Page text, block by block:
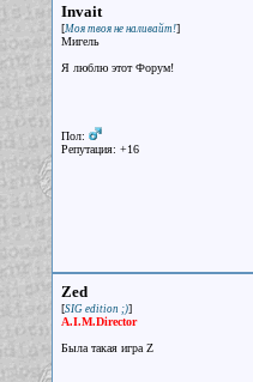
Invait
[Моя твоя не наливайт!]
Мигель
Я люблю этот Форум!
Пол:
Репутация: +16
Zed
[SIG edition ;)]
A.I.M.Director
Была такая игра Z